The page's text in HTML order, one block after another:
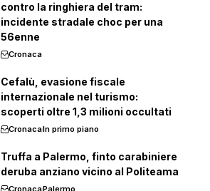
contro la ringhiera del tram:
incidente stradale choc per una
56enne
Cronaca
Cefalù, evasione fiscale
internazionale nel turismo:
scoperti oltre 1,3 milioni occultati
CronacaIn primo piano
Truffa a Palermo, finto carabiniere
deruba anziano vicino al Politeama
CronacaPalermo